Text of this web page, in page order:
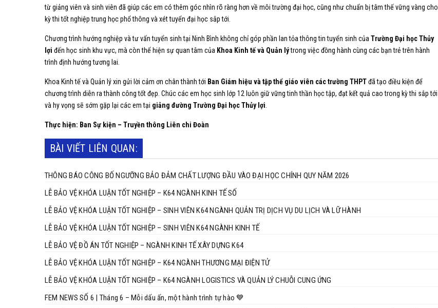
từ giảng viên và sinh viên đã giúp các em có thêm góc nhìn rõ ràng hơn về môi trường đại học, cũng như chuẩn bị tâm thế vững vàng cho
kỳ thi tốt nghiệp trung học phổ thông và xét tuyển đại học sắp tới.
Chương trình hướng nghiệp và tư vấn tuyển sinh tại Ninh Bình không chỉ góp phần lan tỏa thông tin tuyển sinh của Trường Đại học Thủy
lợi đến học sinh khu vực, mà còn thể hiện sự quan tâm của Khoa Kinh tế và Quản lýtrong việc đồng hành cùng các bạn trẻ trên hành
trình định hướng tương lai.
Khoa Kinh tế và Quản lý xin gửi lời cảm ơn chân thành tới Ban Giám hiệu và tập thể giáo viên các trường THPTđã tạo điều kiện để
chương trình diễn ra thành công tốt đẹp. Chúc các em học sinh lớp 12 luôn giữ vững tinh thần học tập, đạt kết quả cao trong kỳ thi sắp tới
và hy vọng sẽ sớm gặp lại các em tại giảng đường Trường Đại học Thủy lợi
Thực hiện: Ban Sự kiện – Truyền thông Liên chi Đoàn
BÀI VIẾT LIÊN QUAN:
THÔNG BÁO CÔNG BỐ NGƯỠNG BẢO ĐẢM CHẤT LƯỢNG ĐẦU VÀO ĐẠI HỌC CHÍNH QUY NĂM 2026
LỄ BẢO VỆ KHÓA LUẬN TỐT NGHIỆP – K64 NGÀNH KINH TẾ SỐ
LỄ BẢO VỆ KHÓA LUẬN TỐT NGHIỆP – SINH VIÊN K64 NGÀNH QUẢN TRỊ DỊCH VỤ DU LỊCH VÀ LỮ HÀNH
LỄ BẢO VỆ KHÓA LUẬN TỐT NGHIỆP – SINH VIÊN K64 NGÀNH KINH TẾ
LỄ BẢO VỆ ĐỒ ÁN TỐT NGHIỆP – NGÀNH KINH TẾ XÂY DỰNG K64
LỄ BẢO VỆ KHÓA LUẬN TỐT NGHIỆP – K64 NGÀNH THƯƠNG MẠI ĐIỆN TỬ
LỄ BẢO VỆ KHÓA LUẬN TỐT NGHIỆP – K64 NGÀNH LOGISTICS VÀ QUẢN LÝ CHUỖI CUNG ỨNG
FEM NEWS SỐ 6 | Tháng 6 – Mỗi dấu ấn, một hành trình tự hào 💙